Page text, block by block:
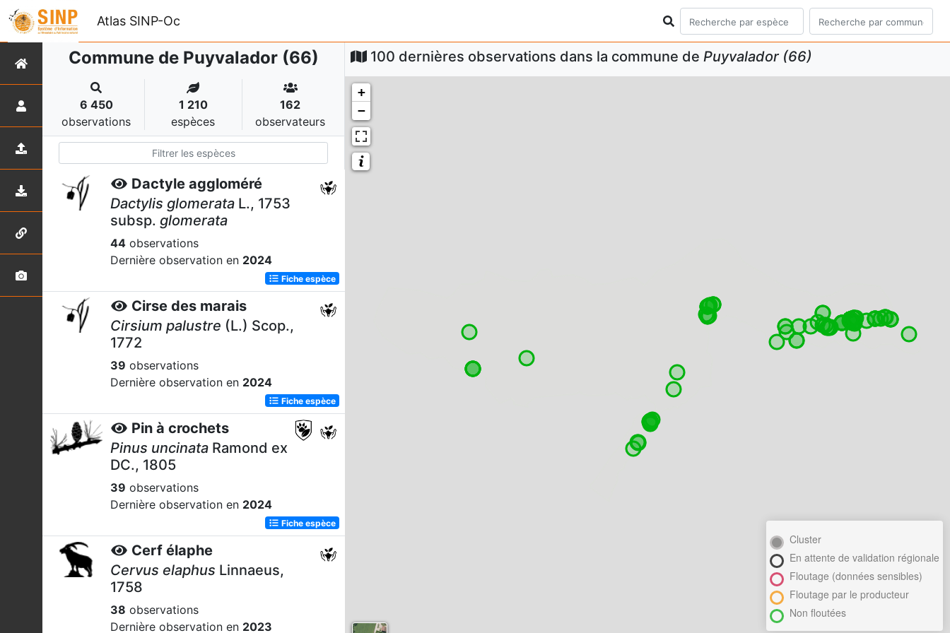
Atlas SINP-Oc
Commune de Puyvalador (66)
6 450
observations
1 210
espèces
162
observateurs
Dactyle aggloméré
Dactylis glomerata L., 1753
subsp. glomerata
44 observations
Dernière observation en 2024
Fiche espèce
Cirse des marais
Cirsium palustre (L.) Scop.,
1772
39 observations
Dernière observation en 2024
Fiche espèce
Pin à crochets
Pinus uncinata Ramond ex
DC., 1805
39 observations
Dernière observation en 2024
Fiche espèce
Cerf élaphe
Cervus elaphus Linnaeus,
1758
38 observations
Dernière observation en 2023
100 dernières observations dans la commune de Puyvalador (66)
+
−
Cluster
En attente de validation régionale
Floutage (données sensibles)
Floutage par le producteur
Non floutées